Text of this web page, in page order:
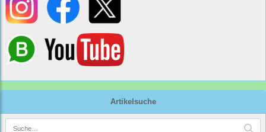
Artikelsuche